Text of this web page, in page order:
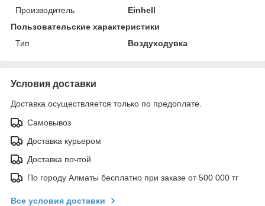
Производитель
Einhell
Пользовательские характеристики
Тип
Воздуходувка
Условия доставки
Доставка осуществляется только по предоплате.
Самовывоз
Доставка курьером
Доставка почтой
По городу Алматы бесплатно при заказе от 500 000 тг
Все условия доставки